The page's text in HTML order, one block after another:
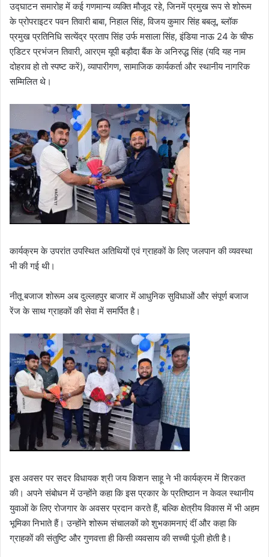
उद्घाटन समारोह में कई गणमान्य व्यक्ति मौजूद रहे, जिनमें प्रमुख रूप से शोरूम
के प्रोपराइटर पवन तिवारी बाबा, निहाल सिंह, विजय कुमार सिंह बबलू, ब्लॉक
प्रमुख प्रतिनिधि सत्येंद्र प्रताप सिंह उर्फ मसाला सिंह, इंडिया नाऊ 24 के चीफ
एडिटर प्रभंजन तिवारी, आरएम यूपी बड़ौदा बैंक के अनिरुद्ध सिंह (यदि यह नाम
दोहराव हो तो स्पष्ट करें), व्यापारीगण, सामाजिक कार्यकर्ता और स्थानीय नागरिक
सम्मिलित थे।
कार्यक्रम के उपरांत उपस्थित अतिथियों एवं ग्राहकों के लिए जलपान की व्यवस्था
भी की गई थी।
नीतू बजाज शोरूम अब दुल्लहपुर बाजार में आधुनिक सुविधाओं और संपूर्ण बजाज
रेंज के साथ ग्राहकों की सेवा में समर्पित है।
इस अवसर पर सदर विधायक श्री जय किशन साहू ने भी कार्यक्रम में शिरकत
की। अपने संबोधन में उन्होंने कहा कि इस प्रकार के प्रतिष्ठान न केवल स्थानीय
युवाओं के लिए रोजगार के अवसर प्रदान करते हैं, बल्कि क्षेत्रीय विकास में भी अहम
भूमिका निभाते हैं। उन्होंने शोरूम संचालकों को शुभकामनाएं दीं और कहा कि
ग्राहकों की संतुष्टि और गुणवत्ता ही किसी व्यवसाय की सच्ची पूंजी होती है।